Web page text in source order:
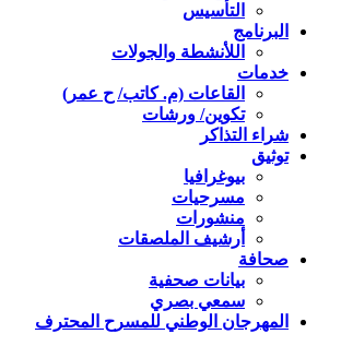
التأسيس
البرنامج
اللأنشطة والجولات
خدمات
القاعات (م. كاتب/ ح عمر)
تكوين/ ورشات
شراء التذاكر
توثيق
بيوغرافيا
مسرحيات
منشورات
أرشيف الملصقات
صحافة
بيانات صحفية
سمعي بصري
المهرجان الوطني للمسرح المحترف